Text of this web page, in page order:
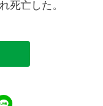
死亡した。
ア